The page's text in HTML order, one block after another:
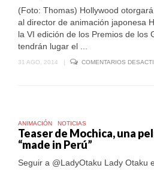
(Foto: Thomas) Hollywood
al director de animación japonesa
la VI edición de los Premios de los
tendrán lugar el ...
31 AGO, 2014 | COMENTARIOS
ANIMACIÓN NOTICIAS
Teaser de Mochica, una
“made in Perú”
Seguir a @LadyOtaku Lady Otaku